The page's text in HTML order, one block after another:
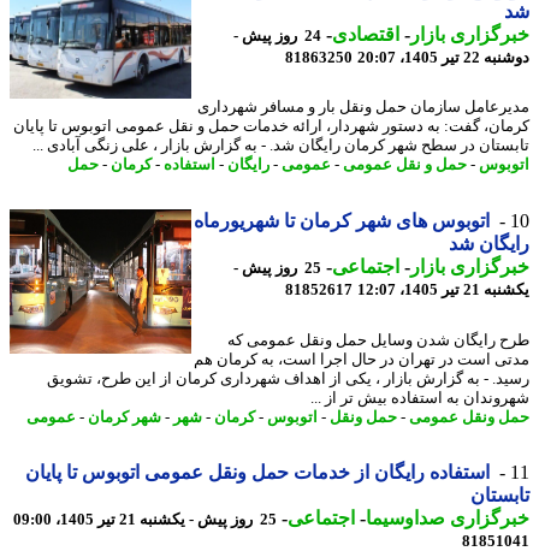
بازار- اقتصادی-
24 روز پیش -
1405، 20:07
81863250
سازمان حمل ونقل بار و مسافر شهرداری
گفت: به دستور شهردار، ارائه خدمات حمل و نقل عمومی اتوبوس تا پایان
در سطح شهر کرمان رایگان شد. - به گزارش بازار ، علی زنگی آبادی ...
-حمل و نقل عمومی-عمومی-رایگان -استفاده-کرمان -حمل
اتوبوس های شهر کرمان تا شهریورماه
شد
بازار- اجتماعی-
25 روز پیش -
1405، 12:07
81852617
رایگان شدن وسایل حمل ونقل عمومی که
است در تهران در حال اجرا است، به کرمان هم
- به گزارش بازار ، یکی از اهداف شهرداری کرمان از این طرح، تشویق
به استفاده بیش تر از ...
ونقل عمومی-حمل ونقل-اتوبوس-کرمان -شهر -شهر کرمان -عمومی
استفاده رایگان از خدمات حمل ونقل عمومی اتوبوس تا پایان
صداوسیما-اجتماعی-25 روز پیش - یکشنبه 21 تیر 1405، 09:00